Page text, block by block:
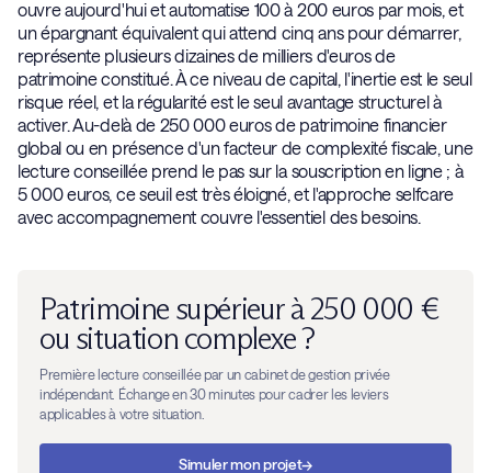
ouvre aujourd'hui et automatise 100 à 200 euros par mois, et
un épargnant équivalent qui attend cinq ans pour démarrer,
représente plusieurs dizaines de milliers d'euros de
patrimoine constitué. À ce niveau de capital, l'inertie est le seul
risque réel, et la régularité est le seul avantage structurel à
activer. Au-delà de 250 000 euros de patrimoine financier
global ou en présence d'un facteur de complexité fiscale, une
lecture conseillée prend le pas sur la souscription en ligne ; à
5 000 euros, ce seuil est très éloigné, et l'approche selfcare
avec accompagnement couvre l'essentiel des besoins.
Patrimoine supérieur à 250 000 €
ou situation complexe ?
Première lecture conseillée par un cabinet de gestion privée
indépendant. Échange en 30 minutes pour cadrer les leviers
applicables à votre situation.
Simuler mon projet→